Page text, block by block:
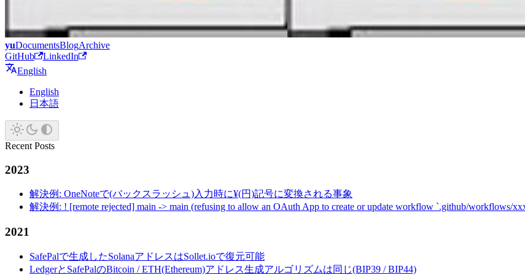
yuDocumentsBlogArchive
GitHub
LinkedIn
English
English
日本語
Recent Posts
2023
解決例: OneNoteで(バックスラッシュ)入力時に¥(円)記号に変換される事象
解決例: ! [remote rejected] main -> main (refusing to allow an OAuth App to create or update workflow `.github/workflows/
2021
SafePalで生成したSolanaアドレスはSollet.ioで復元可能
LedgerとSafePalのBitcoin / ETH(Ethereum)アドレス生成アルゴリズムは同じ(BIP39 / BIP44)